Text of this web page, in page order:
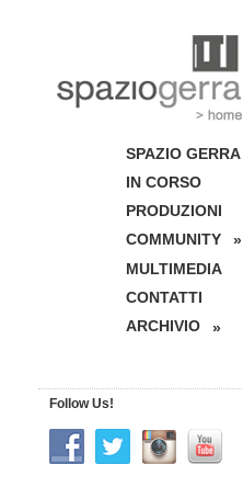
SPAZIO GERRA
IN CORSO
PRODUZIONI
COMMUNITY
»
MULTIMEDIA
CONTATTI
ARCHIVIO
»
Follow Us!